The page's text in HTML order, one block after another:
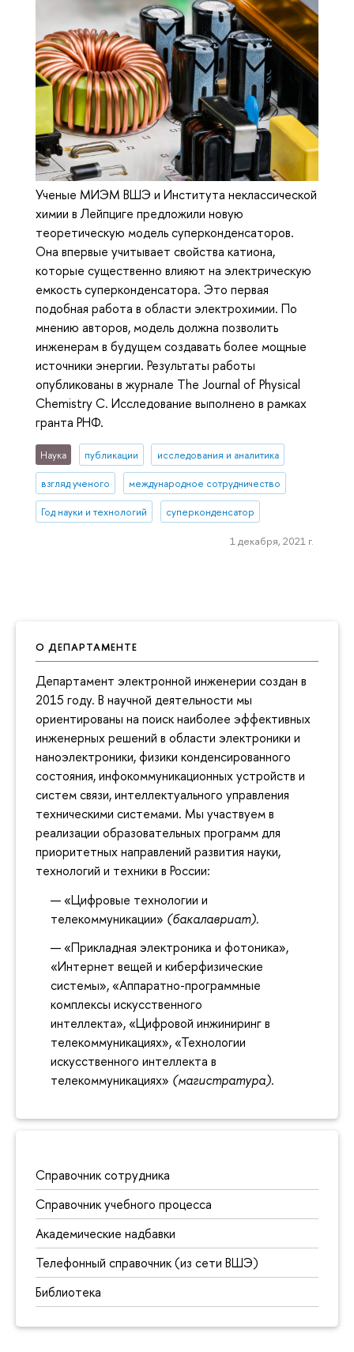
О ДЕПАРТАМЕНТЕ
Департамент электронной инженерии создан в
2015 году. В научной деятельности мы
ориентированы на поиск наиболее эффективных
инженерных решений в области электроники и
наноэлектроники, физики конденсированного
состояния, инфокоммуникационных устройств и
систем связи, интеллектуального управления
техническими системами. Мы участвуем в
реализации образовательных программ для
приоритетных направлений развития науки,
технологий и техники в России:
«Цифровые технологии и
телекоммуникации» (бакалавриат).
«Прикладная электроника и фотоника»,
«Интернет вещей и киберфизические
системы», «Аппаратно-программные
комплексы искусственного
интеллекта», «Цифровой инжиниринг в
телекоммуникациях», «Технологии
искусственного интеллекта в
телекоммуникациях» (магистратура).
Справочник сотрудника
Справочник учебного процесса
Академические надбавки
Телефонный справочник (из сети ВШЭ)
Библиотека
Ученые МИЭМ ВШЭ и Института неклассической
химии в Лейпциге предложили новую
теоретическую модель суперконденсаторов.
Она впервые учитывает свойства катиона,
которые существенно влияют на электрическую
емкость суперконденсатора. Это первая
подобная работа в области электрохимии. По
мнению авторов, модель должна позволить
инженерам в будущем создавать более мощные
источники энергии. Результаты работы
опубликованы в журнале The Journal of Physical
Chemistry C. Исследование выполнено в рамках
гранта РНФ.
Наука публикации исследования и аналитика
взгляд ученого международное сотрудничество
Год науки и технологий суперконденсатор
1 декабря, 2021 г.